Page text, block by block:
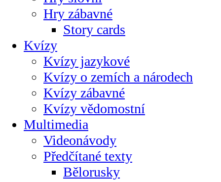
Hry zábavné
Story cards
Kvízy
Kvízy jazykové
Kvízy o zemích a národech
Kvízy zábavné
Kvízy vědomostní
Multimedia
Videonávody
Předčítané texty
Bělorusky